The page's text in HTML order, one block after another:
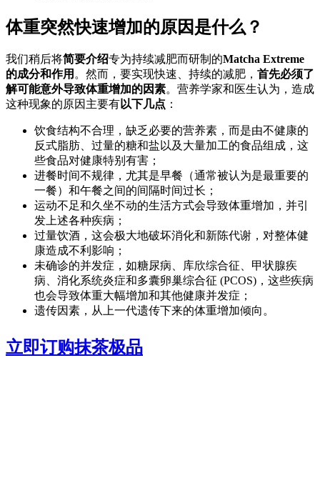
体重突然快速增加的原因是什么？
我们稍后将简要介绍专为持续减肥而研制的Matcha Extreme
的成分和作用 。然而，要实现快速、持续的减肥， 首先必须了
解可能意外导致体重增加的因素。营养学家和医生认为，造成
这种现象的原因主要有以下几点 ：
饮食结构不合理，缺乏必要的营养素，而是由不健康的
反式脂肪、过量的糖和盐以及大量加工的食品组成，这
些食品对健康特别有害；
进餐时间不规律，尤其是早餐（通常被认为是最重要的
一餐）和午餐之间的间隔时间过长；
运动不足和久坐不动的生活方式会导致体重增加，并引
发上述各种疾病；
过量饮酒，这会极大地破坏消化和新陈代谢，对整体健
康造成不利影响；
未确诊的并发症，如糖尿病、库欣综合征、甲状腺疾
病、消化系统炎症和多囊卵巢综合征 (PCOS)，这些疾病
也会导致体重大幅增加和其他健康并发症；
遗传因素，从上一代遗传下来的体重增加倾向。
立即订购抹茶极品